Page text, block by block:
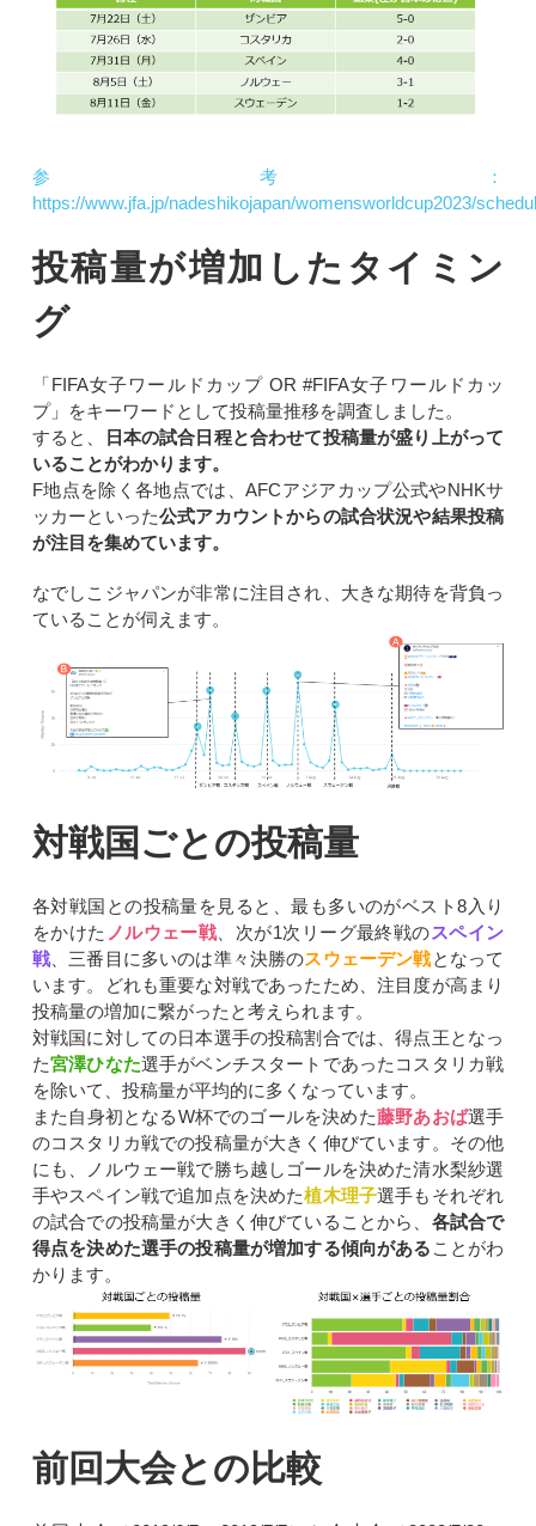
参考：
https://www.jfa.jp/nadeshikojapan/womensworldcup2023/
投稿量が増加したタイミン
グ
「FIFA女子ワールドカップ OR #FIFA女子ワールドカッ
プ」をキーワードとして投稿量推移を調査しました。
すると、
日本の試合日程と合わせて投稿量が盛り上がって
いることがわかります。
F地点を除く各地点では、AFCアジアカップ公式やNHKサ
ッカーといった公式アカウントからの試合状況や結果投稿
が注目を集めています。
なでしこジャパンが非常に注目され、大きな期待を背負っ
ていることが伺えます。
対戦国ごとの投稿量
各対戦国との投稿量を見ると、最も多いのがベスト8入り
をかけた ノルウェー戦、次が1次リーグ最終戦のスペイン
戦、三番目に多いのは準々決勝のスウェーデン戦となって
います。どれも重要な対戦であったため、注目度が高まり
投稿量の増加に繋がったと考えられます。
対戦国に対しての日本選手の投稿割合では、得点王となっ
た宮澤ひなた選手がベンチスタートであったコスタリカ戦
を除いて、投稿量が平均的に多くなっています。
また自身初となるW杯でのゴールを決めた藤野あおば選手
のコスタリカ戦での投稿量が大きく伸びています。その他
にも、ノルウェー戦で勝ち越しゴールを決めた清水梨紗選
手やスペイン戦で追加点を決めた植木理子選手もそれぞれ
の試合での投稿量が大きく伸びていることから、 各試合で
得点を決めた選手の投稿量が増加する傾向がある ことがわ
かります。
前回大会との比較